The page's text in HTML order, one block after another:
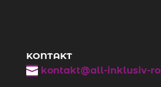
KONTAKT
 kontakt@all-inklusiv-